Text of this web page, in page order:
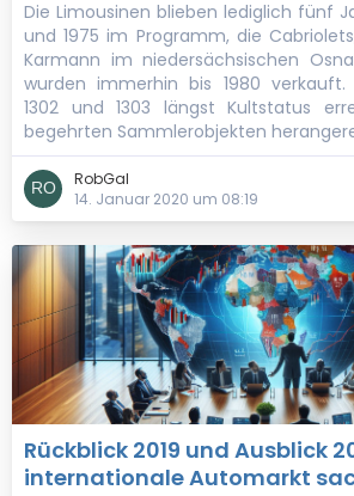
Die Limousinen blieben lediglich fünf
und 1975 im Programm, die
Karmann im niedersächsischen
wurden immerhin bis 1980 verkauft.
1302 und 1303 längst Kultstatus
begehrten Sammlerobjekten
RobGal
14. Januar 2020 um 08:19
Rückblick 2019 und Ausblick
internationale Automarkt